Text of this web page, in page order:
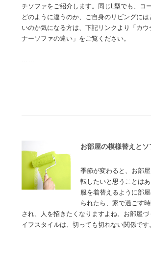
チソファをご紹介します。同じL型でも、コ
どのように違うのか、ご自身のリビングには
いのか気になる方は、下記リンクより「カウ
ナーソファの違い」をご覧ください。
……
お部屋の模様替えと
季節が変わると、お部
転したいと思うことは
服を着替えるように部
られたら、家で過ごす
され、人を招きたくなりますよね。お部屋づ
イフスタイルは、切っても切れない関係で